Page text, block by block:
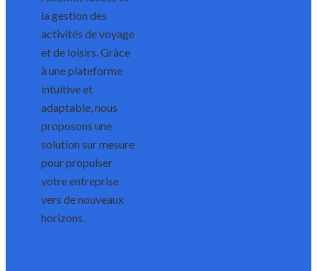
la gestion des
activités de voyage
et de loisirs. Grâce
à une plateforme
intuitive et
adaptable, nous
proposons une
solution sur mesure
pour propulser
votre entreprise
vers de nouveaux
horizons.